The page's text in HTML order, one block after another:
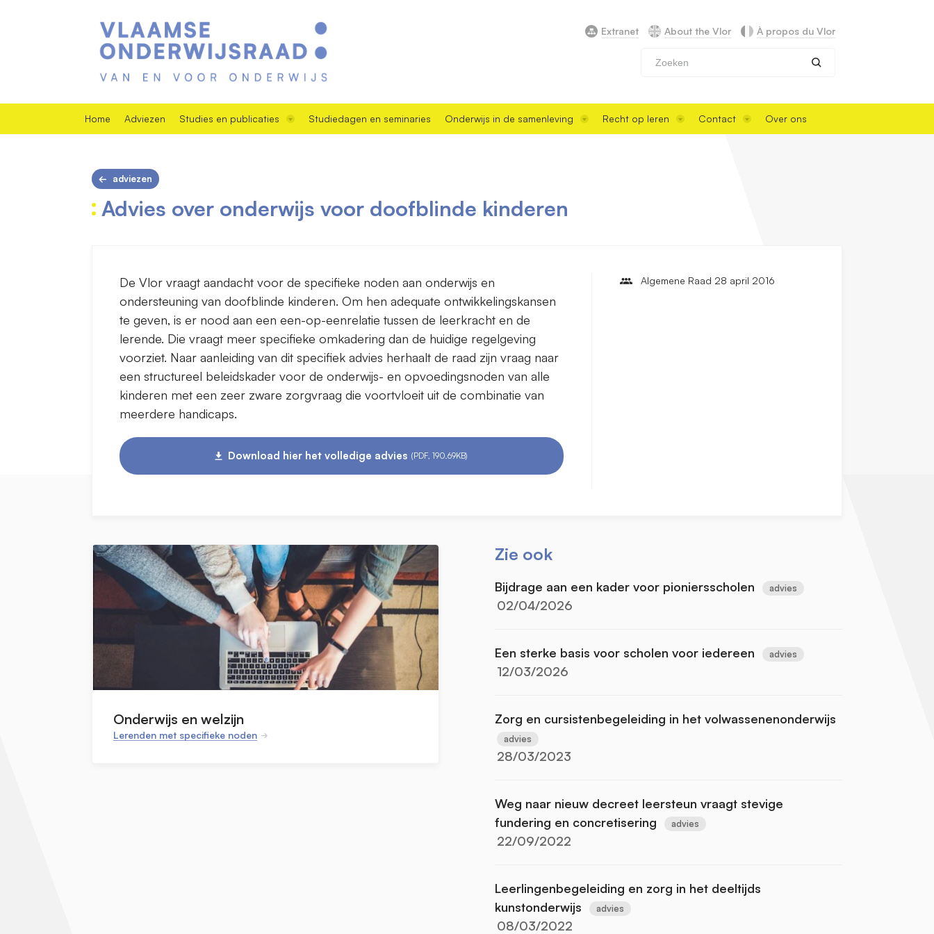
Extranet About the Vlor À propos du Vlor
Home Adviezen Studies en publicaties Studiedagen en seminaries Onderwijs in de samenleving Recht op leren Contact Over ons
adviezen
Advies over onderwijs voor doofblinde kinderen
De Vlor vraagt aandacht voor de specifieke noden aan onderwijs en
ondersteuning van doofblinde kinderen. Om hen adequate ontwikkelingskansen
te geven, is er nood aan een een-op-eenrelatie tussen de leerkracht en de
lerende. Die vraagt meer specifieke omkadering dan de huidige regelgeving
voorziet. Naar aanleiding van dit specifiek advies herhaalt de raad zijn vraag naar
een structureel beleidskader voor de onderwijs- en opvoedingsnoden van alle
kinderen met een zeer zware zorgvraag die voortvloeit uit de combinatie van
meerdere handicaps.
Download hier het volledige advies (PDF, 190.69KB)
Algemene Raad 28 april 2016
Onderwijs en welzijn
Lerenden met specifieke noden
Zie ook
Bijdrage aan een kader voor pioniersscholen advies
02/04/2026
Een sterke basis voor scholen voor iedereen advies
12/03/2026
Zorg en cursistenbegeleiding in het volwassenenonderwijs
advies
28/03/2023
Weg naar nieuw decreet leersteun vraagt stevige
fundering en concretisering
advies
22/09/2022
Leerlingenbegeleiding en zorg in het deeltijds
kunstonderwijs
advies
08/03/2022